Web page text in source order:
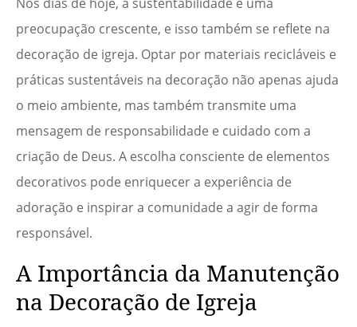
preocupação crescente, e isso também se reflete na
decoração de igreja. Optar por materiais recicláveis e
práticas sustentáveis na decoração não apenas ajuda
o meio ambiente, mas também transmite uma
mensagem de responsabilidade e cuidado com a
criação de Deus. A escolha consciente de elementos
decorativos pode enriquecer a experiência de
adoração e inspirar a comunidade a agir de forma
responsável.
A Importância da Manutenção
na Decoração de Igreja